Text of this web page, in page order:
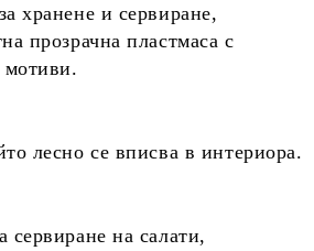
хранене и сервиране,
прозрачна пластмаса с
лесно се вписва в интериора.
сервиране на салати,